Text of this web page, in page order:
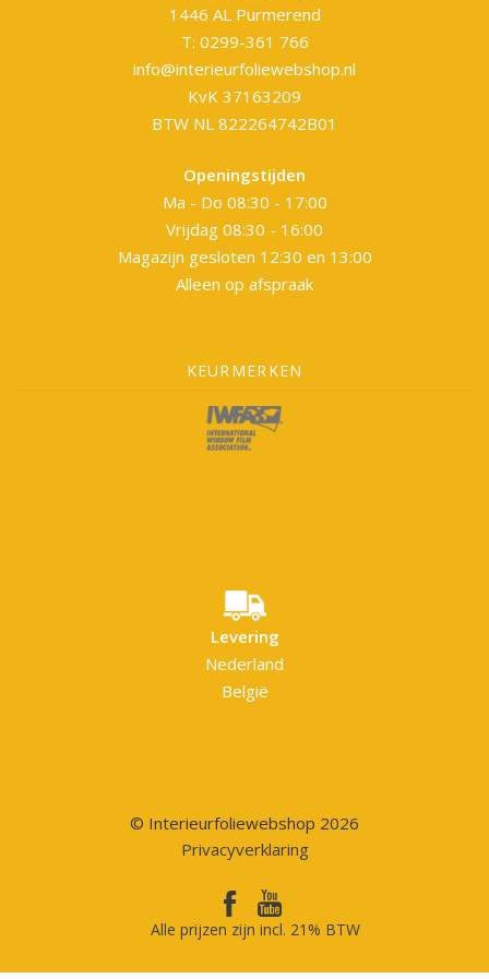
1446 AL Purmerend
T: 0299-361 766
info@interieurfoliewebshop.nl
KvK 37163209
BTW NL 822264742B01
Openingstijden
Ma - Do 08:30 - 17:00
Vrijdag 08:30 - 16:00
Magazijn gesloten 12:30 en 13:00
Alleen op afspraak
KEURMERKEN
Levering
Nederland
België
© Interieurfoliewebshop 2026
Privacyverklaring
Alle prijzen zijn incl. 21% BTW